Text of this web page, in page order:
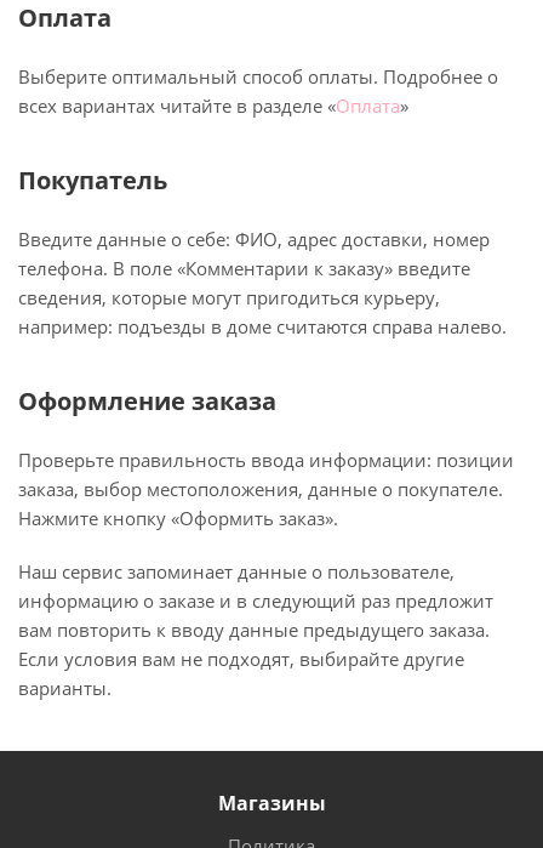
Оплата
Выберите оптимальный способ оплаты. Подробнее о
всех вариантах читайте в разделе «Оплата»
Покупатель
Введите данные о себе: ФИО, адрес доставки, номер
телефона. В поле «Комментарии к заказу» введите
сведения, которые могут пригодиться курьеру,
например: подъезды в доме считаются справа налево.
Оформление заказа
Проверьте правильность ввода информации: позиции
заказа, выбор местоположения, данные о покупателе.
Нажмите кнопку «Оформить заказ».
Наш сервис запоминает данные о пользователе,
информацию о заказе и в следующий раз предложит
вам повторить к вводу данные предыдущего заказа.
Если условия вам не подходят, выбирайте другие
варианты.
Магазины